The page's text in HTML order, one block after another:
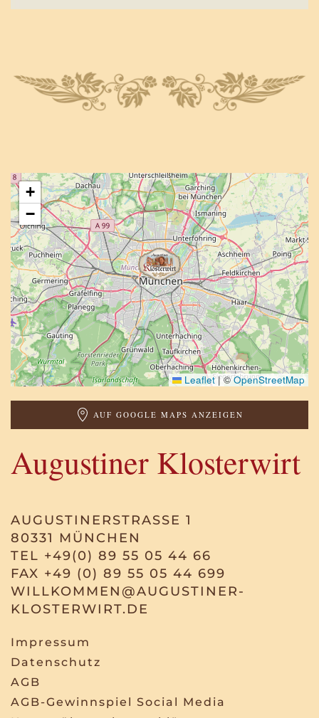
+
−
Leaflet |©OpenStreetMap
AUF GOOGLE MAPS ANZEIGEN
Augustiner Klosterwirt
AUGUSTINERSTRASSE 1
80331 MÜNCHEN
TEL +49(0) 89 55 05 44 66
FAX +49 (0) 89 55 05 44 699
WILLKOMMEN@AUGUSTINER-
KLOSTERWIRT.DE
Impressum
Datenschutz
AGB
AGB-Gewinnspiel Social Media